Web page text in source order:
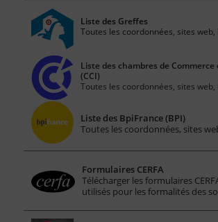
Liste des Greffes
Toutes les coordonnées, sites web,
Liste des chambres de
(CCI)
Toutes les coordonnées, sites web,
Liste des BpiFrance (BPI)
Toutes les coordonnées, sites
Formulaires CERFA
Télécharger les formulaires
utilisés pour les formalités des